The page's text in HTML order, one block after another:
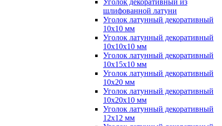
Уголок декоративный из
шлифованной латуни
Уголок латунный декоративный
10x10 мм
Уголок латунный декоративный
10x10x10 мм
Уголок латунный декоративный
10x15x10 мм
Уголок латунный декоративный
10x20 мм
Уголок латунный декоративный
10x20x10 мм
Уголок латунный декоративный
12x12 мм